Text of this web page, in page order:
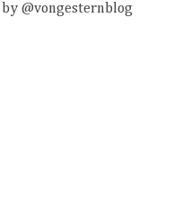
@vongesternblog